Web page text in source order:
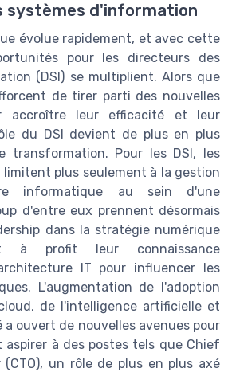
systèmes d'information
évolue rapidement, et avec cette
pour les directeurs des
(DSI) se multiplient. Alors que
de tirer parti des nouvelles
accroître leur efficacité et leur
du DSI devient de plus en plus
transformation. Pour les DSI, les
plus seulement à la gestion
informatique au sein d'une
d'entre eux prennent désormais
dans la stratégie numérique
à profit leur connaissance
IT pour influencer les
L'augmentation de l'adoption
de l'intelligence artificielle et
a ouvert de nouvelles avenues pour
aspirer à des postes tels que Chief
(CTO), un rôle de plus en plus axé